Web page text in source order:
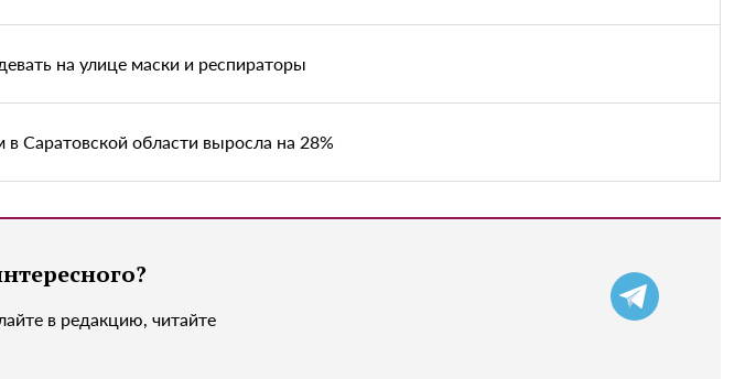
на улице маски и респираторы
Саратовской области выросла на 28%
в редакцию, читайте